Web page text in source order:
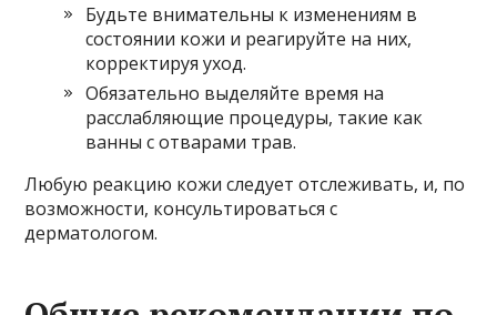
Будьте внимательны к изменениям в
состоянии кожи и реагируйте на них,
корректируя уход.
Обязательно выделяйте время на
расслабляющие процедуры, такие как
ванны с отварами трав.
Любую реакцию кожи следует отслеживать, и, по
возможности, консультироваться с
дерматологом.